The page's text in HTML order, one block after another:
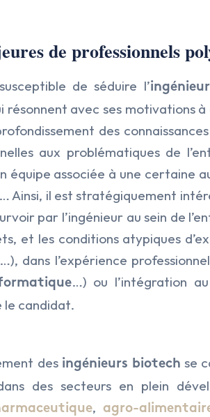
de professionnels
de séduire l’
avec ses motivations
des
aux problématiques de
équipe associée à une certaine
Ainsi, il est stratégiquement
par l’ingénieur au sein de
et les conditions atypiques
dans l’expérience
…) ou l’intégration
le candidat.
des ingénieurs biotech se
des secteurs en plein
, agro-